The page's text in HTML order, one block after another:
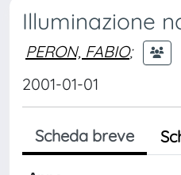
Illuminazione
PERON, FABIO;
2001-01-01
Scheda breve